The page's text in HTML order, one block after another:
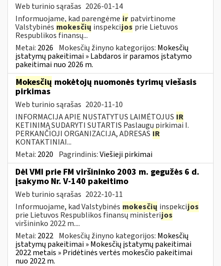
Web turinio sąrašas 2026-01-14
Informuojame, kad parengėme ir patvirtinome
Valstybinės mokesčių inspekcijos prie Lietuvos
Respublikos finansų...
Metai: 2026 Mokesčių žinyno kategorijos: Mokesčių
įstatymų pakeitimai » Labdaros ir paramos įstatymo
pakeitimai nuo 2026 m.
Mokesčių mokėtojų nuomonės tyrimų viešasis
pirkimas
Web turinio sąrašas 2020-11-10
INFORMACIJA APIE NUSTATYTUS LAIMĖTOJUS IR
KETINIMĄ SUDARYTI SUTARTIS Paslaugų pirkimai I.
PERKANČIOJI ORGANIZACIJA, ADRESAS IR
KONTAKTINIAI...
Metai: 2020 Pagrindinis:Viešieji pirkimai
Dėl VMI prie FM viršininko 2003 m. gegužės 6 d.
įsakymo Nr. V-140 pakeitimo
Web turinio sąrašas 2022-10-11
Informuojame, kad Valstybinės mokesčių inspekcijos
prie Lietuvos Respublikos finansų ministerijos
viršininko 2022 m....
Metai: 2022 Mokesčių žinyno kategorijos: Mokesčių
įstatymų pakeitimai » Mokesčių įstatymų pakeitimai
2022 metais » Pridėtinės vertės mokesčio pakeitimai
nuo 2022 m.